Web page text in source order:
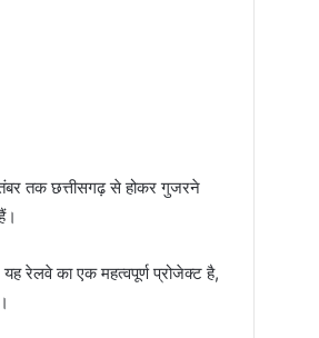
तक छत्तीसगढ़ से होकर गुजरने
रेलवे का एक महत्वपूर्ण प्रोजेक्ट है,